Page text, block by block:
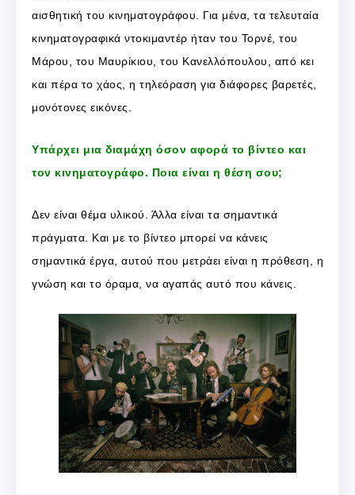
αισθητική του κινηματογράφου. Για μένα, τα τελευταία
κινηματογραφικά ντοκιμαντέρ ήταν του Τορνέ, του
Μάρου, του Μαυρίκιου, του Κανελλόπουλου, από κει
και πέρα το χάος, η τηλεόραση για διάφορες βαρετές,
μονότονες εικόνες.
Υπάρχει μια διαμάχη όσον αφορά το βίντεο και
τον κινηματογράφο. Ποια είναι η θέση σου;
Δεν είναι θέμα υλικού. Άλλα είναι τα σημαντικά
πράγματα. Και με το βίντεο μπορεί να κάνεις
σημαντικά έργα, αυτού που μετράει είναι η πρόθεση, η
γνώση και το όραμα, να αγαπάς αυτό που κάνεις.